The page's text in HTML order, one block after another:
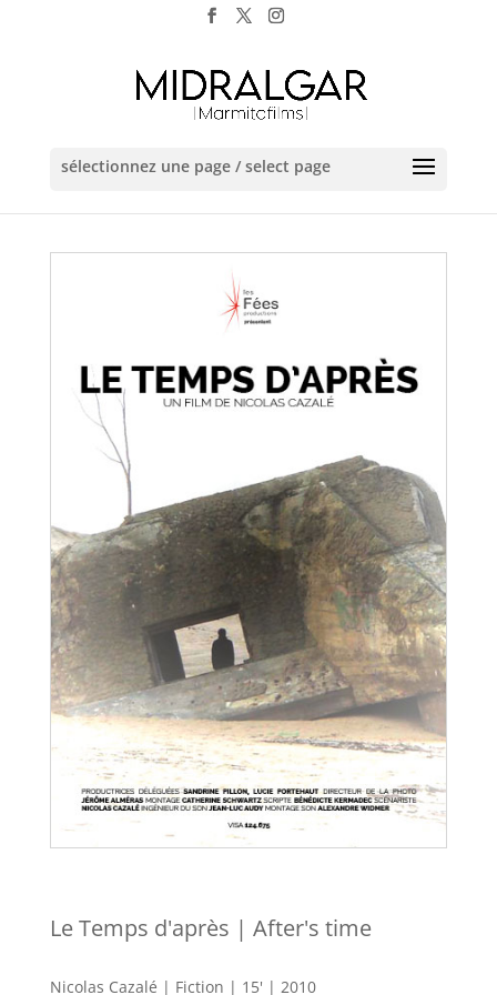
Le Temps d'après | After's time
Nicolas Cazalé | Fiction | 15' | 2010